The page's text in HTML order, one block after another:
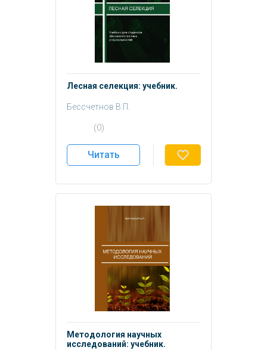
Лесная селекция: учебник.
Бессчетнов В.П.
Кентбаев Е.Ж.
Кентбаева Б.А.
(0)
Читать
Методология научных
исследований: учебник.